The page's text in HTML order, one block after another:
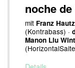
noche
mit Franz
(Kontrabass) ·
Manon Liu